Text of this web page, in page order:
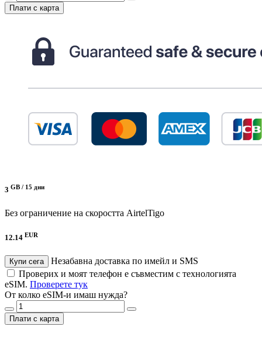
Плати с карта
3 GB / 15 дни
Без ограничение на скоростта AirtelTigo
12.14 EUR
Купи сега
Незабавна доставка по имейл и SMS
Проверих и моят телефон е съвместим с технологията
eSIM. Проверете тук
От колко eSIM-и имаш нужда?
Плати с карта